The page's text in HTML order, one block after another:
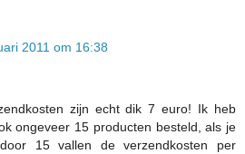
2011 om 16:38
zijn echt dik 7 euro! Ik heb
ongeveer 15 producten besteld, als je
15 vallen de verzendkosten per